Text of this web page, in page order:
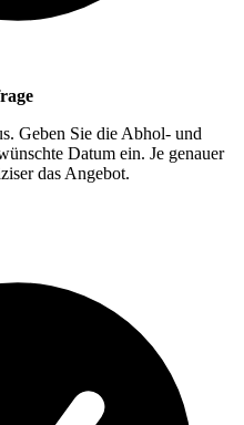
Geben Sie die Abhol- und
Datum ein. Je genauer
das Angebot.